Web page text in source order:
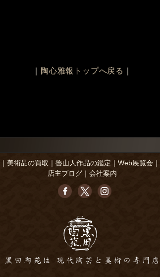
陶心雅報トップへ戻る
美術品の買取 魯山人作品の鑑定 Web展覧会
店主ブログ
会社案内